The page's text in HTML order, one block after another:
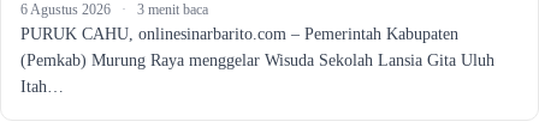
6 Agustus 2026 · 3 menit baca
PURUK CAHU, onlinesinarbarito.com – Pemerintah Kabupaten
(Pemkab) Murung Raya menggelar Wisuda Sekolah Lansia Gita Uluh
Itah…